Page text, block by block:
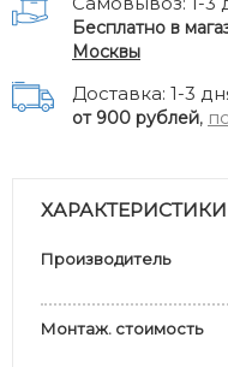
Бесплатно в
Москвы
Доставка: 1-3
от 900 рублей,
ХАРАКТЕРИСТИКИ
Производитель
Монтаж. стоимость